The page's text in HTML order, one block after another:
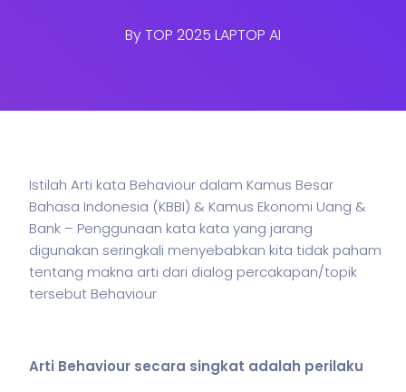
ByTOP 2025 LAPTOP AI
Istilah Arti kata Behaviour dalam Kamus Besar
Bahasa Indonesia (KBBI) & Kamus Ekonomi Uang &
Bank – Penggunaan kata kata yang jarang
digunakan seringkali menyebabkan kita tidak paham
tentang makna arti dari dialog percakapan/topik
tersebut Behaviour
Arti Behaviour secara singkat adalah perilaku